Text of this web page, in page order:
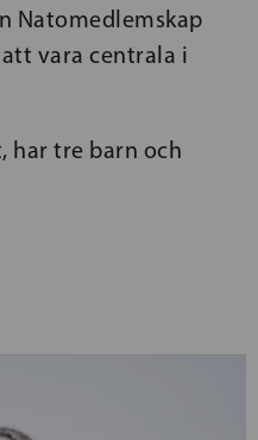
Natomedlemskap
vara centrala i
har tre barn och